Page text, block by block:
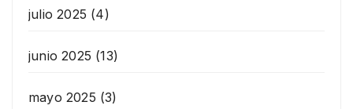
julio 2025 (4)
junio 2025 (13)
mayo 2025 (3)